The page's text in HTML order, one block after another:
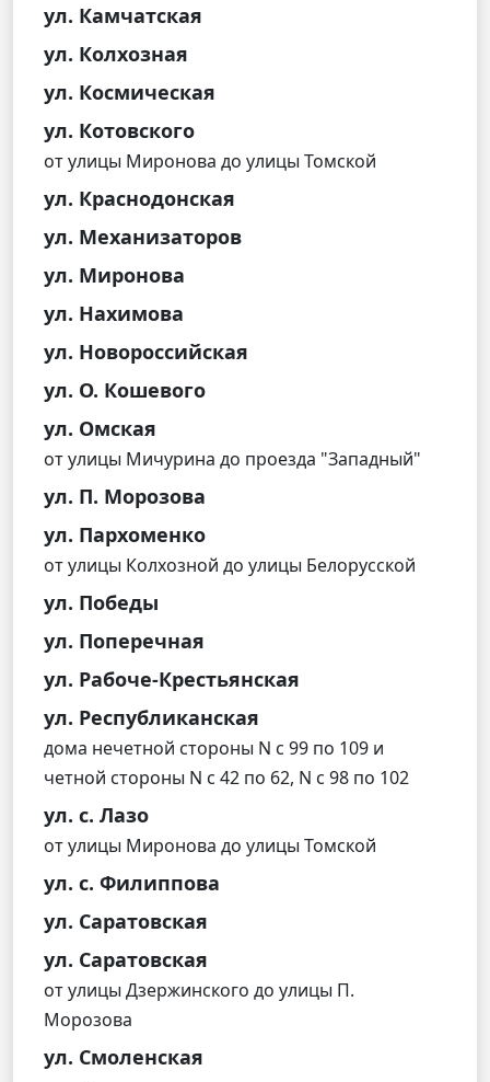
ул. Камчатская
ул. Колхозная
ул. Космическая
ул. Котовского
от улицы Миронова до улицы Томской
ул. Краснодонская
ул. Механизаторов
ул. Миронова
ул. Нахимова
ул. Новороссийская
ул. О. Кошевого
ул. Омская
от улицы Мичурина до проезда "Западный"
ул. П. Морозова
ул. Пархоменко
от улицы Колхозной до улицы Белорусской
ул. Победы
ул. Поперечная
ул. Рабоче-Крестьянская
ул. Республиканская
дома нечетной стороны N с 99 по 109 и
четной стороны N с 42 по 62, N с 98 по 102
ул. с. Лазо
от улицы Миронова до улицы Томской
ул. с. Филиппова
ул. Саратовская
ул. Саратовская
от улицы Дзержинского до улицы П.
Морозова
ул. Смоленская